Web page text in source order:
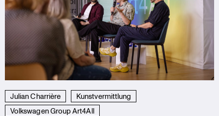
Julian Charrière
Kunstvermittlung
Volkswagen Group Art4All